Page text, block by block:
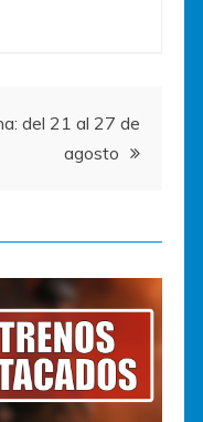
del 21 al 27 de
agosto